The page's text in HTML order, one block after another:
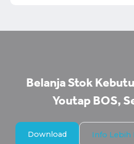
Belanja Stok
Youtap BOS,
Download Info Lebih